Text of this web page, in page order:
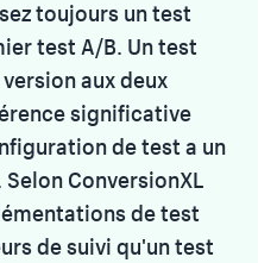
toujours un test
test A/B. Un test
aux deux
significative
de test a un
ConversionXL
de test
de suivi qu'un test